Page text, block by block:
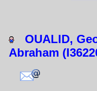
OUALID,
Abraham